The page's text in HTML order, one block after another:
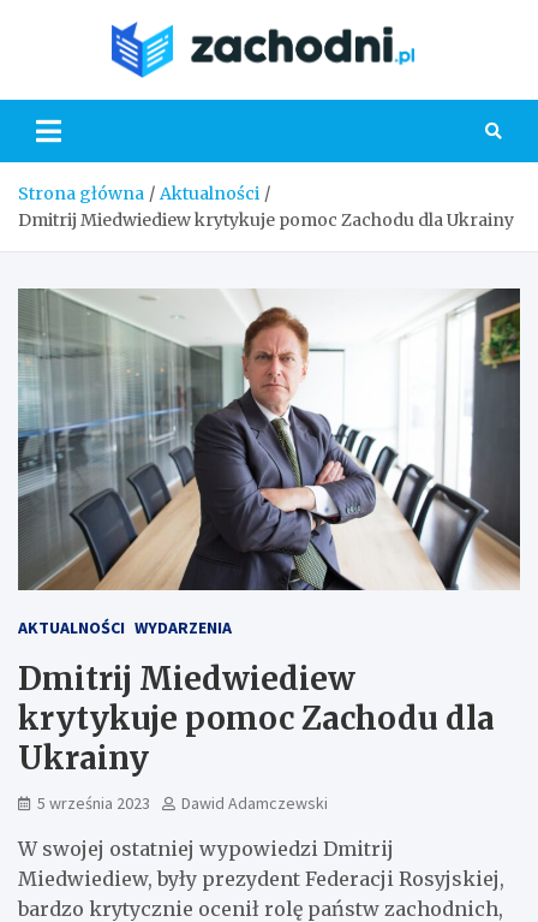
Strona główna
Aktualności
Dmitrij Miedwiediew krytykuje pomoc Zachodu dla Ukrainy
AKTUALNOŚCI WYDARZENIA
Dmitrij Miedwiediew
krytykuje pomoc Zachodu dla
Ukrainy
5 września 2023 Dawid Adamczewski
W swojej ostatniej wypowiedzi Dmitrij
Miedwiediew, były prezydent Federacji Rosyjskiej,
bardzo krytycznie ocenił rolę państw zachodnich,